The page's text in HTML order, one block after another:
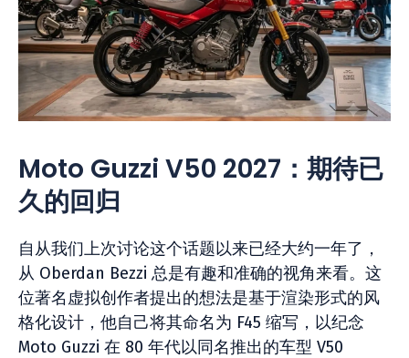
Moto Guzzi V50 2027：期待已
久的回归
自从我们上次讨论这个话题以来已经大约一年了，
从 Oberdan Bezzi 总是有趣和准确的视角来看。这
位著名虚拟创作者提出的想法是基于渲染形式的风
格化设计，他自己将其命名为 F45 缩写，以纪念
Moto Guzzi 在 80 年代以同名推出的车型 V50